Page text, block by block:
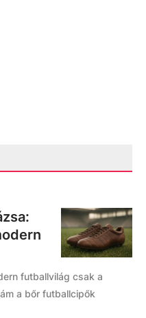
futballvilág csak a
a bőr futballcipők